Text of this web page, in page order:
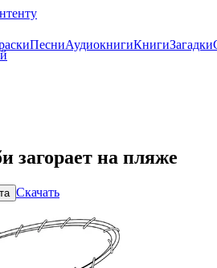
ПесниАудиокнигиКнигиЗагадки
загорает на пляже
Скачать